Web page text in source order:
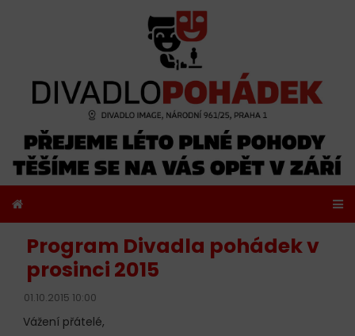
Program Divadla pohádek v
prosinci 2015
01.10.2015 10:00
Vážení přátelé,